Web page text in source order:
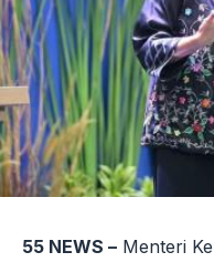
55 NEWS – Menteri